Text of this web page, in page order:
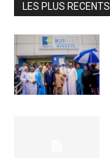
LES PLUS RECENTS